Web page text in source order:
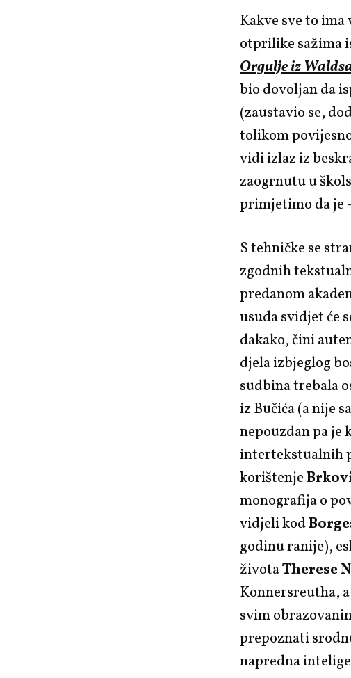
Kakve sve to
otprilike sažima
Orgulje iz
bio dovoljan da
(zaustavio se,
tolikom
vidi izlaz iz
zaogrnutu u
primjetimo da je
S tehničke se
zgodnih
predanom
usuda svidjet će
dakako, čini
djela izbjeglog
sudbina trebala
iz Bučića (a nije
nepouzdan pa je
intertekstualnih
korištenje
monografija o
vidjeli kod
godinu ranije),
životaTherese
Konnersreutha,
svim
prepoznati
napredna